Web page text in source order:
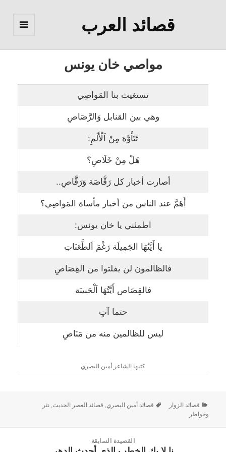
قصائد العرب
مواصي خان يونس
تستغيث بنا المَواصِي
وهي بين القنابل وَالرَّصَاصِ
تَتَأَوَّهَ مِنْ اَلْأَلَمِ:
هَلْ مِنْ خَلَاصِ؟
أصارت أخبار كل رَقَّاصَة وَرَقَّاصِ..
أَهَمَّ عند الناس من أخبار مأساة المَواصِي؟
اطمئني يا خان يونس:
يا أَيَّتُهَا الجَمِيلَة رَغْمَ اَلطَّعَنَاتِ
فالظالمون لن يفلتوا من القِصَاصِ
فالقِصَاص أَيَّتُهَا اَلْحَبيبَة
حتما آتٍ
ليس للظالمين منه من مَنَاصِ
كتبها الشاعر أمين البصري
قصائد الزوار قصائد أمين البصري قصائد العصر الحديث ,نثر
وخواطر
القصيدة السابقة